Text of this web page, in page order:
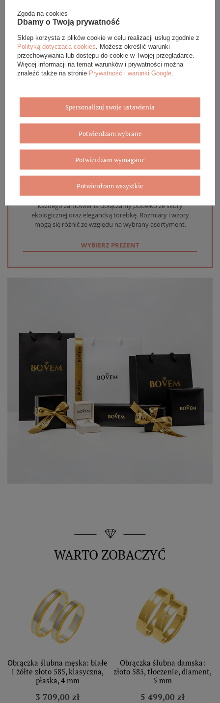
OPINIE (0)
GWARANCJA
Eleganckie opakowanie gratis
Biżuterię i zegarki zakupione w sklepie internetowym
BOVEM otrzymasz jako gotowy do wręczenia upominek. Do
każdego zamówienia dołączamy pudełko ze skóry
ekologicznej oraz elegancką torebkę. Rozmiary i wzory
mogą się różnić ze względu na wybrany asortyment.
WYBIERZ PREZENT
WARTO ZOBACZYĆ
Obrączka ślubna męska: białe
i żółte złoto 585, klasyczna,
płaska, 4 mm
3 709,00 zł
Obrączka ślubna damska:
złoto 585, tłoczenie, diament,
5 mm
5 499,00 zł
Zgoda na cookies
Dbamy o Twoją prywatność
Sklep korzysta z plików cookie w celu realizacji usług zgodnie z
Polityką dotyczącą cookies . Możesz określić warunki
przechowywania lub dostępu do cookie w Twojej przeglądarce.
Więcej informacji na temat warunków i prywatności można
znaleźć także na stronie Prywatność i warunki Google
Spersonalizuj swoje ustawienia
Potwierdzam wybrane
Potwierdzam wymagane
Potwierdzam wszystkie